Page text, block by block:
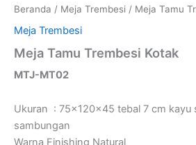
Beranda / Meja Trembesi / Meja Tamu
Meja Trembesi
Meja Tamu Trembesi Kotak
MTJ-MT02
Ukuran : 75x120x45 tebal 7 cm kayu
sambungan
Warna Finishing Natural